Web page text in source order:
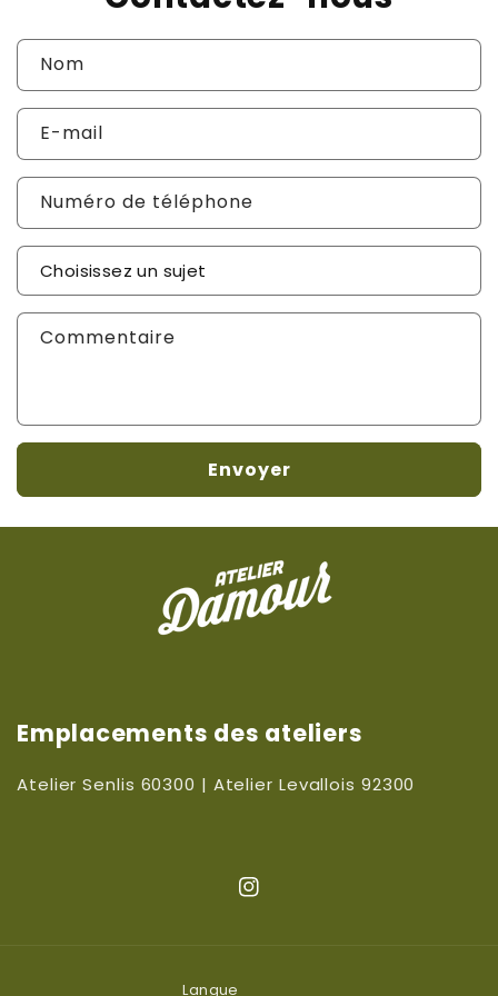
Nom
E-mail
Numéro de téléphone
Sujet de votre demande
Commentaire
Envoyer
Emplacements des ateliers
Atelier Senlis 60300 | Atelier Levallois 92300
Instagram
Langue